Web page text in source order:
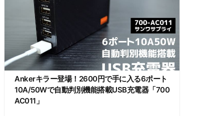
Ankerキラー登場！2600円で手に入る6ポート
10A/50Wで自動判別機能搭載USB充電器「700
AC011」